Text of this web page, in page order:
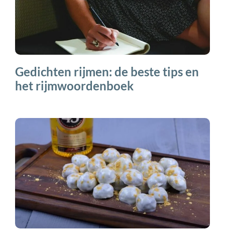
Gedichten rijmen: de beste tips en
het rijmwoordenboek